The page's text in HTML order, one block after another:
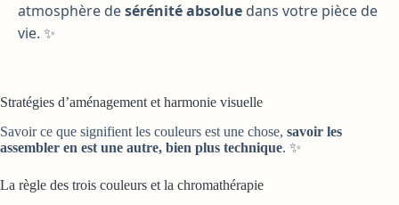
atmosphère desérénité absolue dans votre pièce de
vie. ✨
Stratégies d’aménagement et harmonie visuelle
Savoir ce que signifient les couleurs est une chose, savoir les
assembler en est une autre, bien plus technique. ✨
La règle des trois couleurs et la chromathérapie